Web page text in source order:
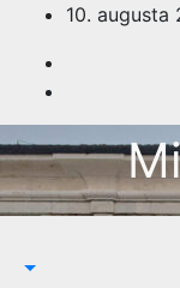
Prejsť
obsah
10. augusta